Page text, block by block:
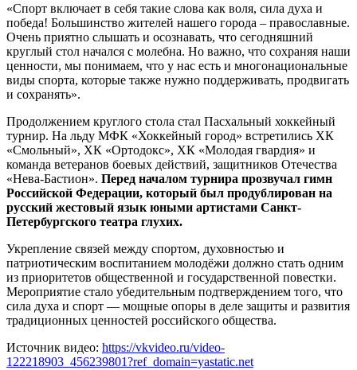
«Спорт включает в себя такие слова как воля, сила духа и
победа! Большинство жителей нашего города – православные.
Очень приятно слышать и осознавать, что сегодняшний
круглый стол начался с молебна. Но важно, что сохраняя наши
ценности, мы понимаем, что у нас есть и многонациональные
виды спорта, которые также нужно поддерживать, продвигать
и сохранять».
Продолжением круглого стола стал Пасхальный хоккейный
турнир. На льду МФК «Хоккейный город» встретились ХК
«Смольный», ХК «Ортодокс», ХК «Молодая гвардия» и
команда ветеранов боевых действий, защитников Отечества
«Нева-Бастион». Перед началом турнира прозвучал гимн
Российской Федерации, который был продублирован на
русский жестовый язык юными артистами Санкт-
Петербургского театра глухих.
Укрепление связей между спортом, духовностью и
патриотическим воспитанием молодёжи должно стать одним
из приоритетов общественной и государственной повестки.
Мероприятие стало убедительным подтверждением того, что
сила духа и спорт — мощные опоры в деле защиты и развития
традиционных ценностей российского общества.
Источник видео: https://vkvideo.ru/video-
122218903_456239801?ref_domain=yastatic.net